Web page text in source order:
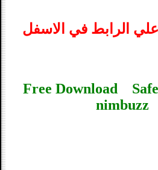
الرابط في الاسفل
Free Download
nimbuzz